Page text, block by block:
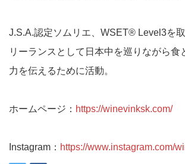
J.S.A.認定ソムリエ、WSET®︎ Level3を
リーランスとして日本中を巡りながら食
力を伝えるために活動。
ホームページ： https://winevinksk.com/
Instagram： https://www.instagram.com/